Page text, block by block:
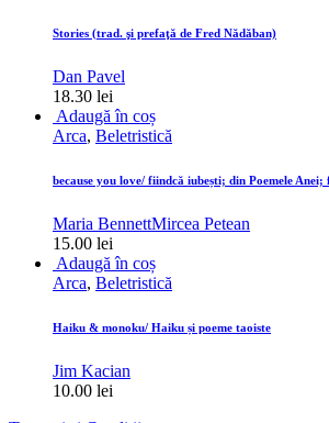
Stories (trad. şi prefaţă de Fred Nădăban)
Dan Pavel
18.30 lei
Adaugă în coș
Arca, Beletristică
because you love/ fiindcă iubești; din Poemele Anei;
Maria BennettMircea Petean
15.00 lei
Adaugă în coș
Arca, Beletristică
Haiku & monoku/ Haiku și poeme taoiste
Jim Kacian
10.00 lei